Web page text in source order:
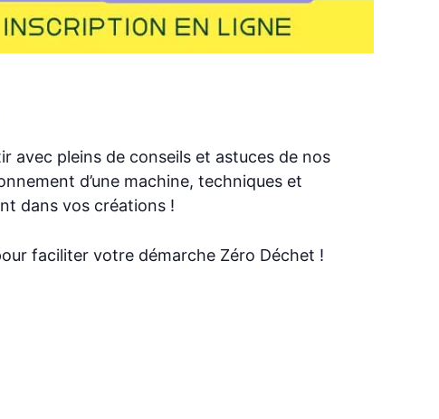
avec pleins de conseils et astuces de nos
d’une machine, techniques et
dans vos créations !
faciliter votre démarche Zéro Déchet !